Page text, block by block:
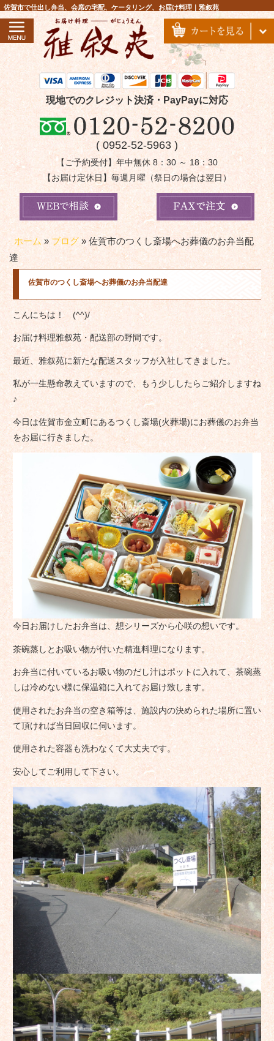
コ
ン
ツ
へ
ス
キ
プ
佐賀市で仕出し弁当、会席の宅配、ケータリング、お届け料理｜雅叙苑
現地でのクレジット決済・PayPayに対応
( 0952-52-5963 )
【ご予約受付】年中無休 8：30 ～ 18：30
【お届け定休日】毎週月曜（祭日の場合は翌日）
ホーム» ブログ» 佐賀市のつくし斎場へお葬儀のお弁当配
達
佐賀市のつくし斎場へお葬儀のお弁当配達
こんにちは！ (^^)/
お届け料理雅叙苑・配送部の野間です。
最近、雅叙苑に新たな配送スタッフが入社してきました。
私が一生懸命教えていますので、もう少ししたらご紹介しますね
♪
今日は佐賀市金立町にあるつくし斎場(火葬場)にお葬儀のお弁当
をお届に行きました。
今日お届けしたお弁当は、想シリーズから心咲の想いです。
茶碗蒸しとお吸い物が付いた精進料理になります。
お弁当に付いているお吸い物のだし汁はポットに入れて、茶碗蒸
しは冷めない様に保温箱に入れてお届け致します。
使用されたお弁当の空き箱等は、施設内の決められた場所に置い
て頂ければ当日回収に伺います。
使用された容器も洗わなくて大丈夫です。
安心してご利用して下さい。